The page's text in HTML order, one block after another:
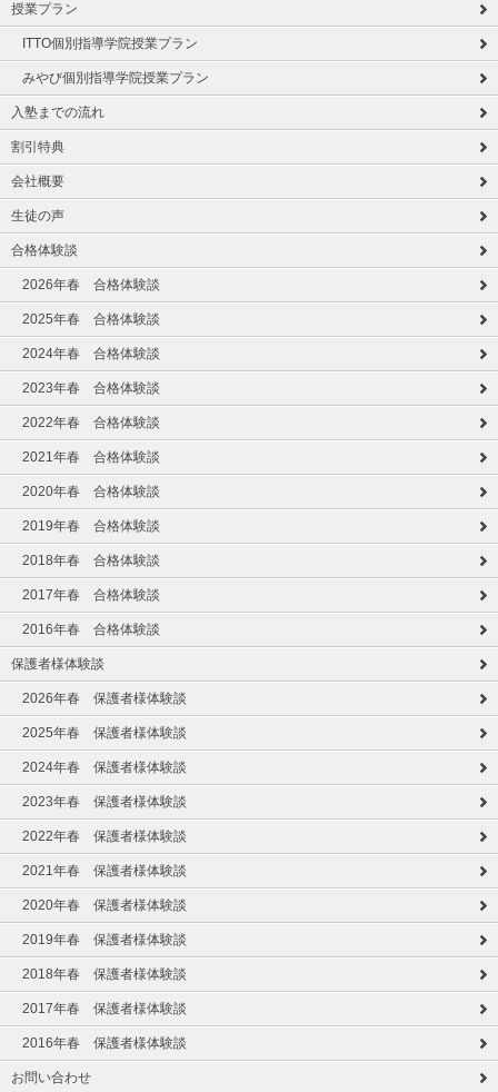
授業プラン
ITTO個別指導学院授業プラン
みやび個別指導学院授業プラン
入塾までの流れ
割引特典
会社概要
生徒の声
合格体験談
2026年春 合格体験談
2025年春 合格体験談
2024年春 合格体験談
2023年春 合格体験談
2022年春 合格体験談
2021年春 合格体験談
2020年春 合格体験談
2019年春 合格体験談
2018年春 合格体験談
2017年春 合格体験談
2016年春 合格体験談
保護者様体験談
2026年春 保護者様体験談
2025年春 保護者様体験談
2024年春 保護者様体験談
2023年春 保護者様体験談
2022年春 保護者様体験談
2021年春 保護者様体験談
2020年春 保護者様体験談
2019年春 保護者様体験談
2018年春 保護者様体験談
2017年春 保護者様体験談
2016年春 保護者様体験談
お問い合わせ